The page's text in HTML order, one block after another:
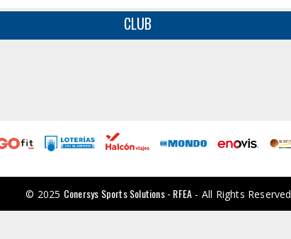
CLUB
© 2025 Conersys Sports Solutions - RFEA - All Rights Reserved